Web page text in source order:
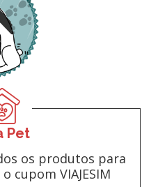
Pet
os produtos para
cupom VIAJESIM